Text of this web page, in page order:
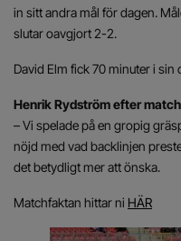
in sitt andra mål för dagen.
slutar oavgjort 2-2.
David Elm fick 70 minuter i
Henrik Rydström efter
– Vi spelade på en gropig
nöjd med vad backlinjen
det betydligt mer att önska.
Matchfaktan hittar ni HÄR